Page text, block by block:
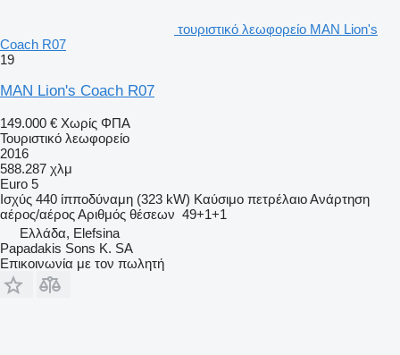
τουριστικό λεωφορείο MAN Lion's
Coach R07
19
MAN Lion's Coach R07
149.000 € Χωρίς ΦΠΑ
Τουριστικό λεωφορείο
2016
588.287 χλμ
Euro 5
Ισχύς 440 ίπποδύναμη (323 kW) Καύσιμο πετρέλαιοΑνάρτηση
αέρος/αέροςΑριθμός θέσεων 49+1+1
Ελλάδα, Elefsina
Papadakis Sons K. SA
Επικοινωνία με τον πωλητή